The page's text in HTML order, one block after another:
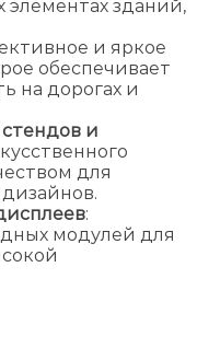
элементах зданий,
и яркое
обеспечивает
на дорогах и
и
для
:
модулей для